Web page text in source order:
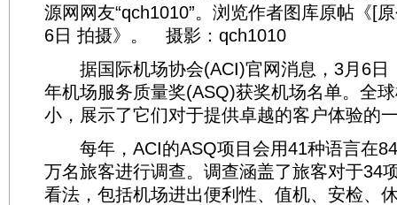
源网网友“qch1010”。浏览作者图库原帖《[
6日 拍摄》。 摄影：qch1010
据国际机场协会(ACI)官网消息，3月6日
年机场服务质量奖(ASQ)获奖机场名单。全
小，展示了它们对于提供卓越的客户体验的
每年，ACI的ASQ项目会用41种语言在
万名旅客进行调查。调查涵盖了旅客对于34
看法，包括机场进出便利性、值机、安检、